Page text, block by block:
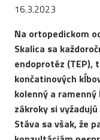
16.3.2023
Na ortopedickom
Skalica sa
endoprotéz (TEP),
končatinových
kolenný a
zákroky si
Stáva sa však, že